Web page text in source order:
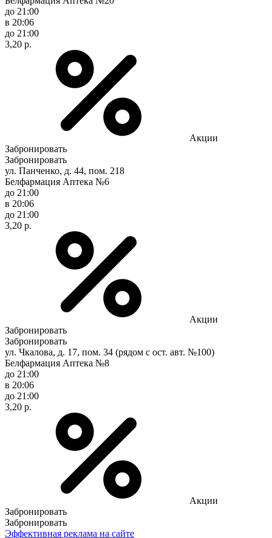
до 21:00
в 20:06
до 21:00
3,20 р.
Акции
Забронировать
Забронировать
ул. Панченко, д. 44, пом. 218
Белфармация Аптека №6
до 21:00
в 20:06
до 21:00
3,20 р.
Акции
Забронировать
Забронировать
ул. Чкалова, д. 17, пом. 34 (рядом с ост. авт. №100)
Белфармация Аптека №8
до 21:00
в 20:06
до 21:00
3,20 р.
Акции
Забронировать
Забронировать
Эффективная реклама на сайте